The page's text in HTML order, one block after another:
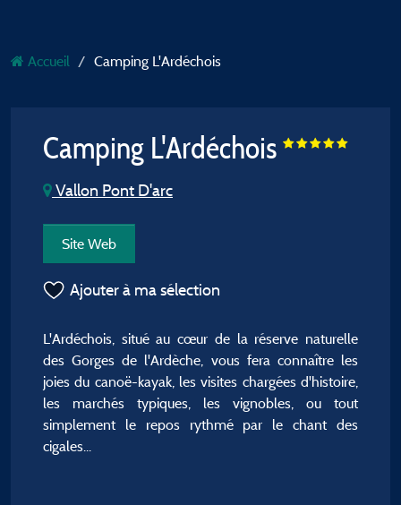
Accueil Camping L'Ardéchois
Camping L'Ardéchois
Vallon Pont D'arc
Site Web
Ajouter à ma sélection
L'Ardéchois, situé au cœur de la réserve naturelle
des Gorges de l'Ardèche, vous fera connaître les
joies du canoë-kayak, les visites chargées d'histoire,
les marchés typiques, les vignobles, ou tout
simplement le repos rythmé par le chant des
cigales...